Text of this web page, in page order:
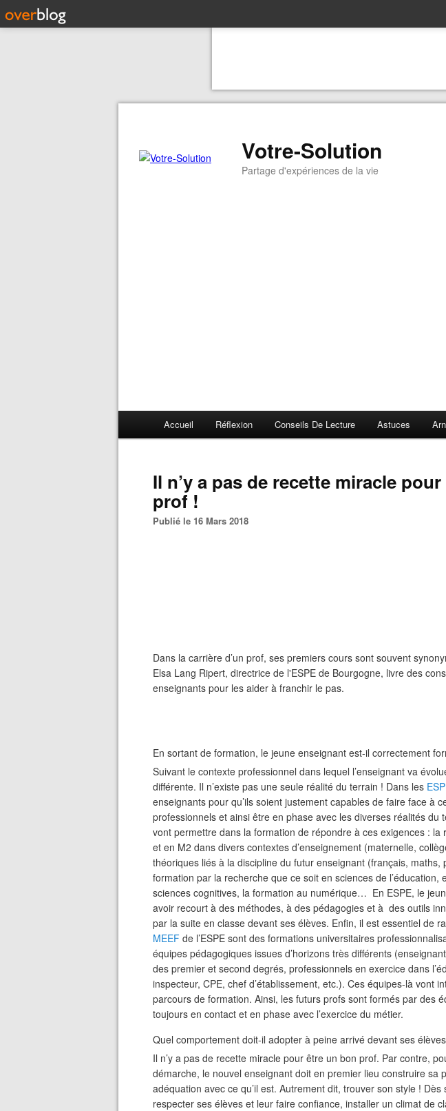
Votre-Solution
Partage d'expériences de la vie
Accueil Réflexion Conseils De Lecture Astuces
Il n’y a pas de recette miracle pour être un bon
prof !
Publié le 16 Mars 2018
Dans la carrière d’un prof, ses premiers cours sont souvent
Elsa Lang Ripert, directrice de l'ESPE de Bourgogne, livre des
enseignants pour les aider à franchir le pas.
En sortant de formation, le jeune enseignant est-il correctement
Suivant le contexte professionnel dans lequel l’enseignant va
différente. Il n’existe pas une seule réalité du terrain ! Dans les
enseignants pour qu’ils soient justement capables de faire face à
professionnels et ainsi être en phase avec les diverses réalités du
vont permettre dans la formation de répondre à ces exigences : la
et en M2 dans divers contextes d’enseignement (maternelle,
théoriques liés à la discipline du futur enseignant (français, maths,
formation par la recherche que ce soit en sciences de l’éducation,
sciences cognitives, la formation au numérique… En ESPE, le
avoir recourt à des méthodes, à des pédagogies et à des outils
par la suite en classe devant ses élèves. Enfin, il est essentiel de
MEEF de l’ESPE sont des formations universitaires
équipes pédagogiques issues d’horizons très différents
des premier et second degrés, professionnels en exercice dans
inspecteur, CPE, chef d’établissement, etc.). Ces équipes-là vont
parcours de formation. Ainsi, les futurs profs sont formés par des
toujours en contact et en phase avec l’exercice du métier.
Quel comportement doit-il adopter à peine arrivé devant ses
Il n’y a pas de recette miracle pour être un bon prof. Par contre,
démarche, le nouvel enseignant doit en premier lieu construire sa
adéquation avec ce qu’il est. Autrement dit, trouver son style !
respecter ses élèves et leur faire confiance, installer un climat de